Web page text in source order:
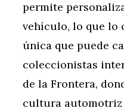
permite
vehículo, lo que lo
única que puede
coleccionistas
de la Frontera,
cultura automotriz